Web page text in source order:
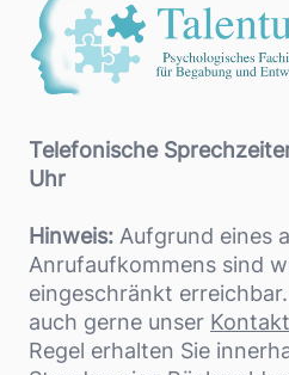
Telefonische
Uhr
Hinweis: Aufgrund eines
Anrufaufkommens sind
eingeschränkt
auch gerne unser
Regel erhalten Sie